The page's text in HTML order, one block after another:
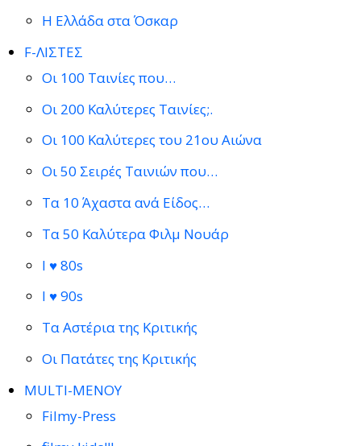
Η Ελλάδα στα Όσκαρ
F-ΛΙΣΤΕΣ
Οι 100 Ταινίες που…
Οι 200 Καλύτερες Ταινίες;.
Οι 100 Καλύτερες του 21ου Αιώνα
Οι 50 Σειρές Ταινιών που…
Τα 10 Άχαστα ανά Είδος…
Τα 50 Καλύτερα Φιλμ Νουάρ
I ♥ 80s
I ♥ 90s
Τα Αστέρια της Κριτικής
Οι Πατάτες της Κριτικής
MULTI-ΜΕΝΟΥ
Filmy-Press